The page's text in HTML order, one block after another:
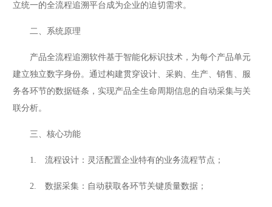
立统一的全流程追溯平台成为企业的迫切需求。
二、系统原理
产品全流程追溯软件基于智能化标识技术，为每个产品单元
建立独立数字身份。通过构建贯穿设计、采购、生产、销售、服
务各环节的数据链条，实现产品全生命周期信息的自动采集与关
联分析。
三、核心功能
1. 流程设计：灵活配置企业特有的业务流程节点；
2. 数据采集：自动获取各环节关键质量数据；